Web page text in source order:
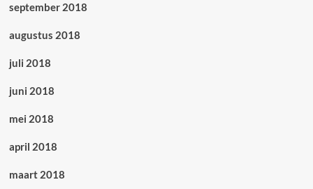
september 2018
augustus 2018
juli 2018
juni 2018
mei 2018
april 2018
maart 2018